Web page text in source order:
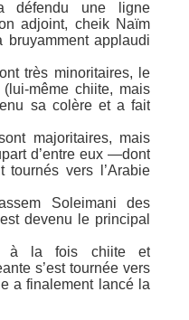
défendu une ligne
adjoint, cheik Naïm
bruyamment applaudi
très minoritaires, le
même chiite, mais
sa colère et a fait
majoritaires, mais
d’entre eux —dont
vers l’Arabie
Soleimani des
devenu le principal
à la fois chiite et
s’est tournée vers
a finalement lancé la